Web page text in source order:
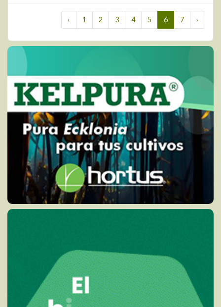
‹ 1 2 3 4 5 6 7 ›